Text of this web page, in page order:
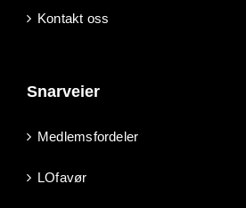
Kontakt oss
Snarveier
Medlemsfordeler
LOfavør